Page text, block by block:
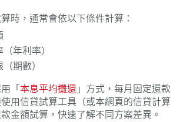
時，通常會依以下條件計算：
年利率）
期數）
「本息平均攤還 」方式，每月固定還款
用信貸試算工具（或本網頁的信貸計算
金額試算，快速了解不同方案差異。